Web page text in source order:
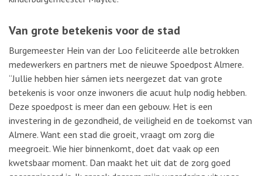
Van grote betekenis voor de stad
Burgemeester Hein van der Loo feliciteerde alle betrokken
medewerkers en partners met de nieuwe Spoedpost Almere.
“Jullie hebben hier sámen iets neergezet dat van grote
betekenis is voor onze inwoners die acuut hulp nodig hebben.
Deze spoedpost is meer dan een gebouw. Het is een
investering in de gezondheid, de veiligheid en de toekomst van
Almere. Want een stad die groeit, vraagt om zorg die
meegroeit. Wie hier binnenkomt, doet dat vaak op een
kwetsbaar moment. Dan maakt het uit dat de zorg goed